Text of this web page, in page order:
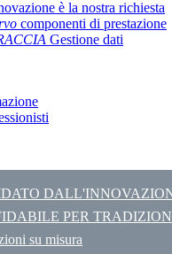
è la nostra richiesta
componenti di prestazione
Gestione dati
PER
su misura